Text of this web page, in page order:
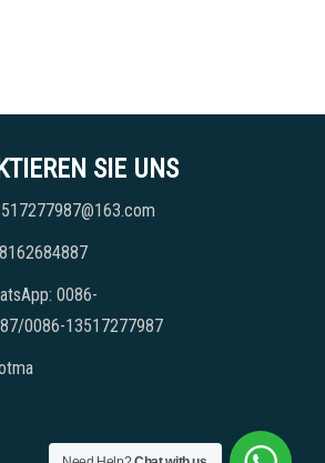
SIE UNS
0086-
0086-13517277987